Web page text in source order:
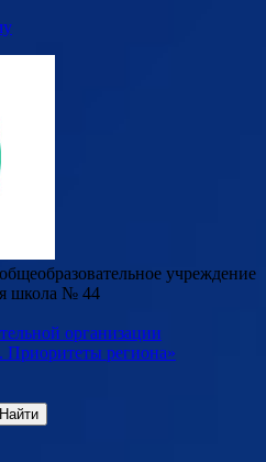
учреждение
школа № 44
организации
региона»
Найти